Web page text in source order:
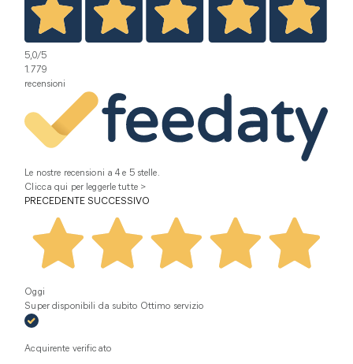
5,0/5
1.779
recensioni
Le nostre recensioni a 4 e 5 stelle.
Clicca qui per leggerle tutte >
PRECEDENTE SUCCESSIVO
Oggi
Super disponibili da subito Ottimo servizio
Acquirente verificato